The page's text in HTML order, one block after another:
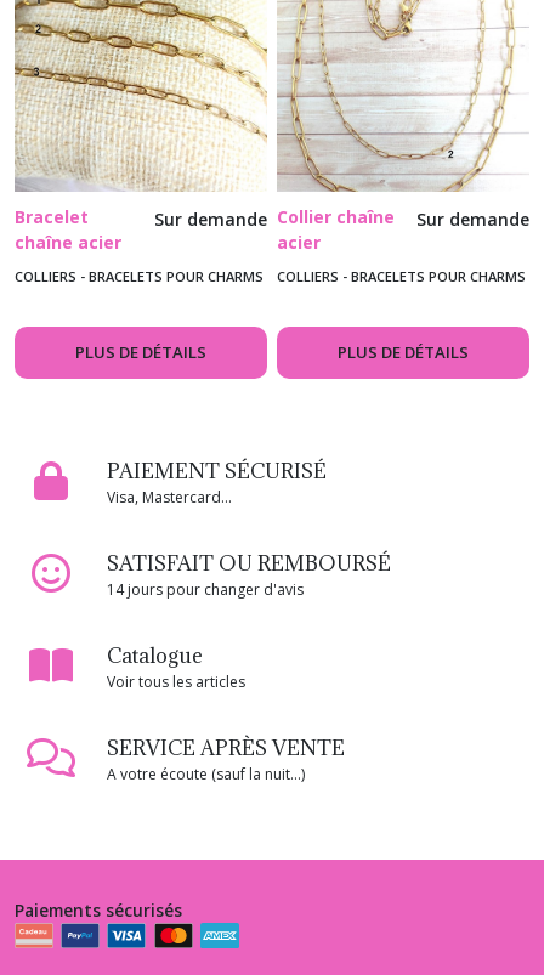
Bracelet
chaîne acier
inoxydable
Sur demande
COLLIERS - BRACELETS POUR CHARMS
PLUS DE DÉTAILS
Collier chaîne
acier
inoxydable
Sur demande
COLLIERS - BRACELETS POUR CHARMS
PLUS DE DÉTAILS
PAIEMENT SÉCURISÉ
Visa, Mastercard...
SATISFAIT OU REMBOURSÉ
14 jours pour changer d'avis
Catalogue
Voir tous les articles
SERVICE APRÈS VENTE
A votre écoute (sauf la nuit...)
Paiements sécurisés